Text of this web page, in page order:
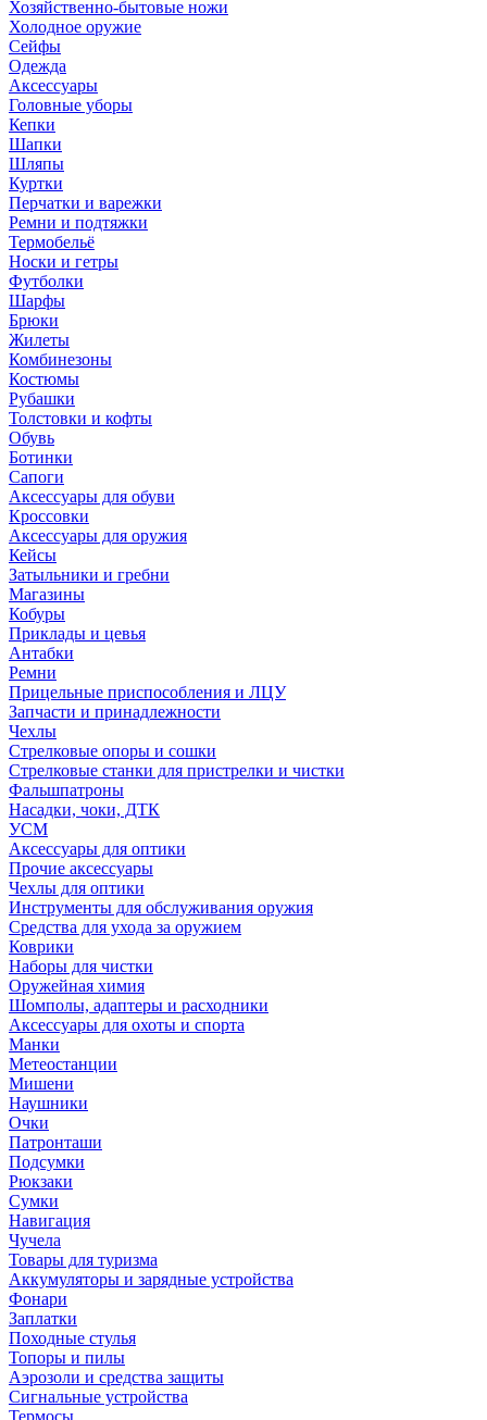
Хозяйственно-бытовые ножи
Холодное оружие
Сейфы
Одежда
Аксессуары
Головные уборы
Кепки
Шапки
Шляпы
Куртки
Перчатки и варежки
Ремни и подтяжки
Термобельё
Носки и гетры
Футболки
Шарфы
Брюки
Жилеты
Комбинезоны
Костюмы
Рубашки
Толстовки и кофты
Обувь
Ботинки
Сапоги
Аксессуары для обуви
Кроссовки
Аксессуары для оружия
Кейсы
Затыльники и гребни
Магазины
Кобуры
Приклады и цевья
Антабки
Ремни
Прицельные приспособления и ЛЦУ
Запчасти и принадлежности
Чехлы
Стрелковые опоры и сошки
Стрелковые станки для пристрелки и чистки
Фальшпатроны
Насадки, чоки, ДТК
УСМ
Аксессуары для оптики
Прочие аксессуары
Чехлы для оптики
Инструменты для обслуживания оружия
Средства для ухода за оружием
Коврики
Наборы для чистки
Оружейная химия
Шомполы, адаптеры и расходники
Аксессуары для охоты и спорта
Манки
Метеостанции
Мишени
Наушники
Очки
Патронташи
Подсумки
Рюкзаки
Сумки
Навигация
Чучела
Товары для туризма
Аккумуляторы и зарядные устройства
Фонари
Заплатки
Походные стулья
Топоры и пилы
Аэрозоли и средства защиты
Сигнальные устройства
Термосы